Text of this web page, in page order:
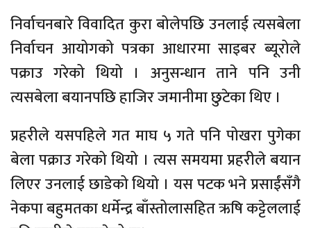
निर्वाचनबारे विवादित कुरा बोलेपछि उनलाई त्यसबेला
निर्वाचन आयोगको पत्रका आधारमा साइबर ब्यूरोले
पक्राउ गरेको थियो । अनुसन्धान ताने पनि उनी
त्यसबेला बयानपछि हाजिर जमानीमा छुटेका थिए ।
प्रहरीले यसपहिले गत माघ ५ गते पनि पोखरा पुगेका
बेला पक्राउ गरेको थियो । त्यस समयमा प्रहरीले बयान
लिएर उनलाई छाडेको थियो । यस पटक भने प्रसाईंसँगै
नेकपा बहुमतका धर्मेन्द्र बाँस्तोलासहित ऋषि कट्टेललाई